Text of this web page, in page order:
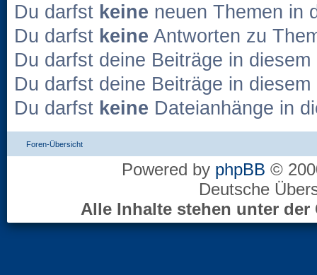
Du darfst keine neuen Themen in
Du darfst keine Antworten zu
Du darfst deine Beiträge in
Du darfst deine Beiträge in
Du darfst keine Dateianhänge in
Foren-Übersicht
Powered by phpBB ©
Deutsche
Alle Inhalte stehen unter